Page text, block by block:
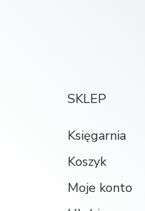
SKLEP
Księgarnia
Koszyk
Moje konto